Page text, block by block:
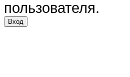
пользователя.